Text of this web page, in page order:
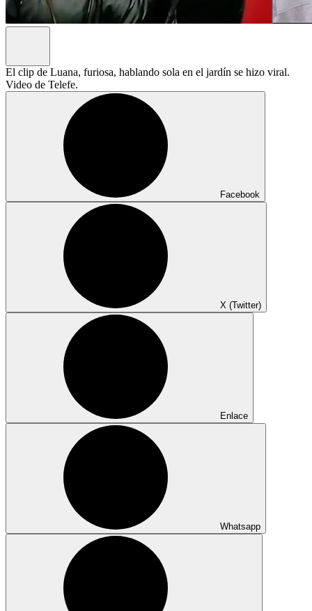
El clip de Luana, furiosa, hablando sola en el jardín se hizo viral.
Video de Telefe.
Facebook
X (Twitter)
Enlace
Whatsapp